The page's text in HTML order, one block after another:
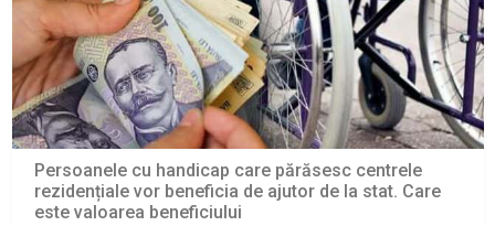
Persoanele cu handicap care părăsesc centrele
rezidențiale vor beneficia de ajutor de la stat. Care
este valoarea beneficiului